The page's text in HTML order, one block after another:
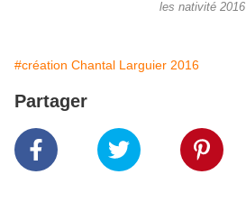
les nativité 2016
#création Chantal Larguier 2016
Partager